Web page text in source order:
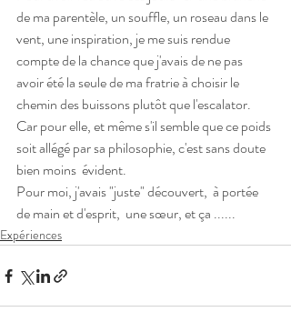
de ma parentèle, un souffle, un roseau dans le
vent, une inspiration, je me suis rendue
compte de la chance que j'avais de ne pas
avoir été la seule de ma fratrie à choisir le
chemin des buissons plutôt que l'escalator.
Car pour elle, et même s'il semble que ce poids
soit allégé par sa philosophie, c'est sans doute
bien moins  évident.
Pour moi, j'avais "juste" découvert,  à portée
de main et d'esprit,  une sœur, et ça ......
Expériences